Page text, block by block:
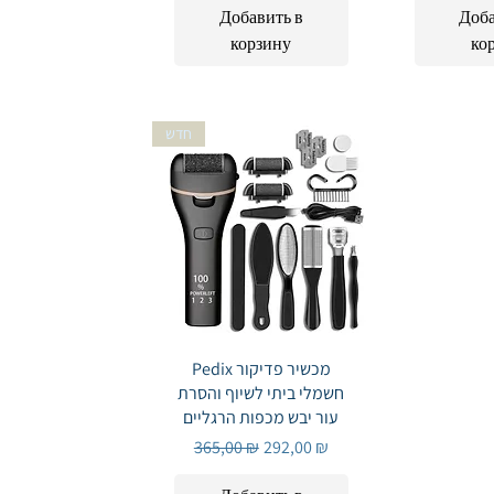
Добавить в
корзину
Быстрый просмотр
חדש
Pedix מכשיר פדיקור
חשמלי ביתי לשיוף והסרת
עור יבש מכפות הרגליים
Обычная цена
365,00 ₪ Цена со скидкой
292,00 ₪